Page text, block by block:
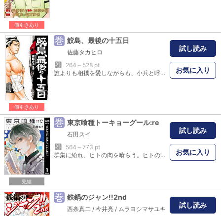
値引きあり
値引きあり
巻 鮫島、最後の十五日
佐藤タカヒロ
巻
264～528 pt
誰よりも相撲を愛しながらも、小兵と呼ばれる恵まれぬ身体。もがき…抗い…挑み続けた幕内力士、鮫島鯉太郎。熱き力士の冷酷な一場所、十五日間の記録と記憶。大相撲巨編「バチバチ」シリーズ最終章。
試し読み
お気に入り
完結
巻 東京喰種トーキョーグール:re
石田スイ
巻
564～773 pt
群集に紛れ、ヒトの肉を喰らう。ヒトの形をしながら、ヒトとは異なる存在…“喰種(グール)”。“喰種”を駆逐・研究する〔CCG〕は、あるひとつの命題を果たすため、実験体集団を新設。――その名は「クインクス」。「まともな人間」ではない彼らと、佐々木琲世一等捜査官が“東京”で向き合うものとは――!?
試し読み
お気に入り
巻 鉄鍋のジャン!!2nd
西条真二 / 今井亮 / ムラヨシマサユキ
試し読み